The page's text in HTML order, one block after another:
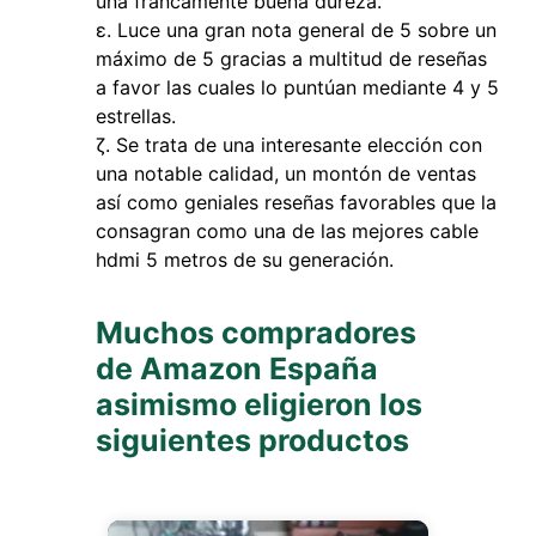
Luce una gran nota general de 5 sobre un
máximo de 5 gracias a multitud de reseñas
a favor las cuales lo puntúan mediante 4 y 5
estrellas.
Se trata de una interesante elección con
una notable calidad, un montón de ventas
así como geniales reseñas favorables que la
consagran como una de las mejores cable
hdmi 5 metros de su generación.
Muchos compradores
de Amazon España
asimismo eligieron los
siguientes productos